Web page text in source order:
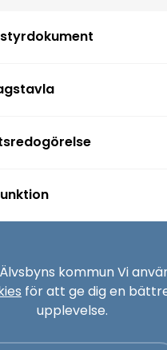
kommun Vi
för att ge dig en
upplevelse.